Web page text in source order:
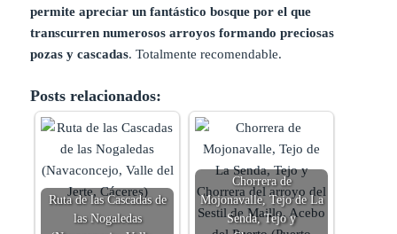
permite apreciar un fantástico bosque por el que
transcurren numerosos arroyos formando preciosas
pozas y cascadas. Totalmente recomendable.
Posts relacionados:
Ruta de las Cascadas de
las Nogaledas
Chorrera de
Mojonavalle, Tejo de La
Senda, Tejo y